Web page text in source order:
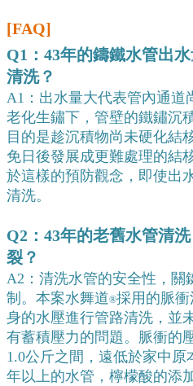
[FAQ]
Q1：43年的鑄鐵水管出
清洗？
A1：出水量大代表管內通道
老化生鏽下，管壁的鐵鏽沉
目的是趁沉積物尚未硬化結
免日後發展成更難處理的結
於這樣的預防觀念，即使出
清洗。
Q2：43年的老舊水管清
裂？
A2：清洗水管的安全性，關
制。本案水舞道®採用的脈
身的水壓進行管路清洗，並
有蓄積壓力的問題。脈衝的
1.0公斤之間，遠低於家中
年以上的水管，檸檬酸的添